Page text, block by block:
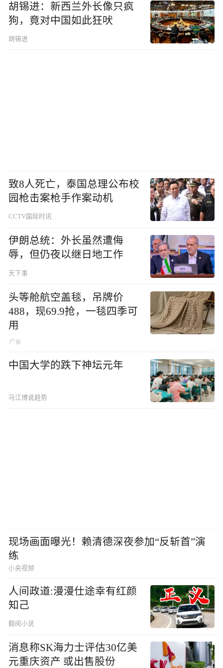
胡锡进：新西兰外长像只疯
狗，竟对中国如此狂吠
胡锡进
致8人死亡，泰国总理公布校
园枪击案枪手作案动机
CCTV国际时讯
伊朗总统：外长虽然遭侮
辱，但仍夜以继日地工作
天下事
头等舱航空盖毯，吊牌价
488，现69.9抢，一毯四季可
用
中国大学的跌下神坛元年
马江博说趋势
现场画面曝光！赖清德深夜参加“反斩首”演
练
小央视频
人间政道:漫漫仕途幸有红颜
知己
翻阅小说
消息称SK海力士评估30亿美
元重庆资产 或出售股份